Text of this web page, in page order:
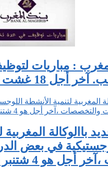
أجل 18 غشت 2026
باالوكالة المغربية
في بعض
هو 4 شتنبر 2026